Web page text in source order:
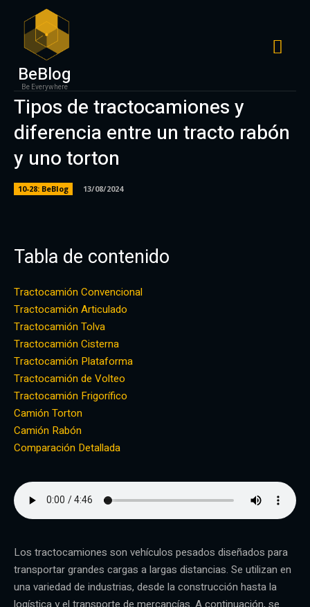
BeBlog
Be Everywhere
Tipos de tractocamiones y
diferencia entre un tracto rabón
y uno torton
10-28: BeBlog 13/08/2024
Tabla de contenido
Tractocamión Convencional
Tractocamión Articulado
Tractocamión Tolva
Tractocamión Cisterna
Tractocamión Plataforma
Tractocamión de Volteo
Tractocamión Frigorífico
Camión Torton
Camión Rabón
Comparación Detallada
Los tractocamiones son vehículos pesados diseñados para
transportar grandes cargas a largas distancias. Se utilizan en
una variedad de industrias, desde la construcción hasta la
logística y el transporte de mercancías. A continuación, se